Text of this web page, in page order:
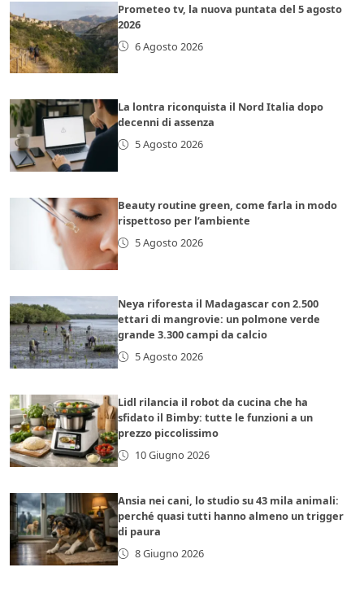
Prometeo tv, la nuova puntata del 5 agosto
2026
6 Agosto 2026
La lontra riconquista il Nord Italia dopo
decenni di assenza
5 Agosto 2026
Beauty routine green, come farla in modo
rispettoso per l’ambiente
5 Agosto 2026
Neya riforesta il Madagascar con 2.500
ettari di mangrovie: un polmone verde
grande 3.300 campi da calcio
5 Agosto 2026
Lidl rilancia il robot da cucina che ha
sfidato il Bimby: tutte le funzioni a un
prezzo piccolissimo
10 Giugno 2026
Ansia nei cani, lo studio su 43 mila animali:
perché quasi tutti hanno almeno un trigger
di paura
8 Giugno 2026